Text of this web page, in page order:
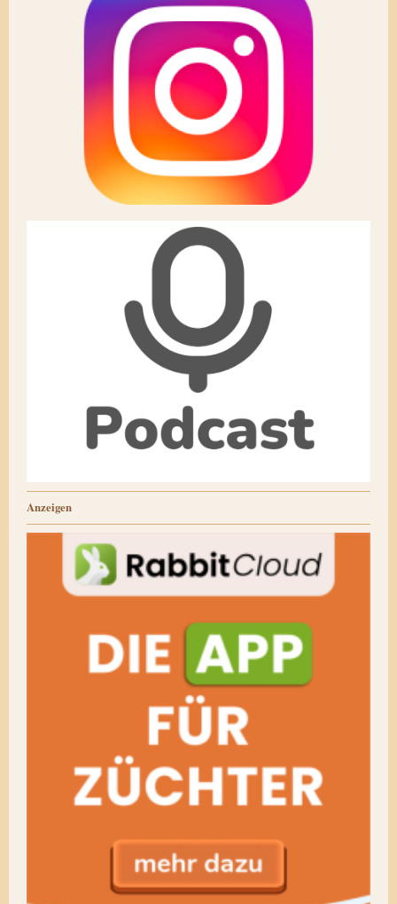
Anzeigen